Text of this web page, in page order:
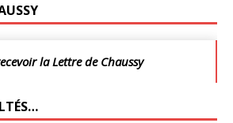
la Lettre de Chaussy